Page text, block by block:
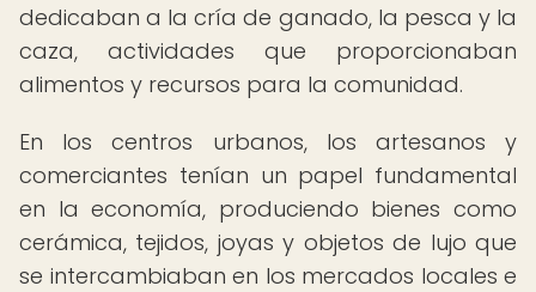
dedicaban a la cría de ganado, la pesca y la
caza, actividades que proporcionaban
alimentos y recursos para la comunidad.
En los centros urbanos, los artesanos y
comerciantes tenían un papel fundamental
en la economía, produciendo bienes como
cerámica, tejidos, joyas y objetos de lujo que
se intercambiaban en los mercados locales e